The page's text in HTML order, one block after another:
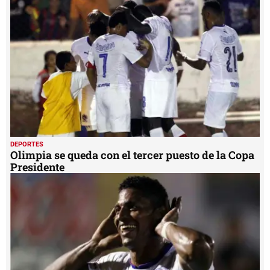
DEPORTES
Olimpia se queda con el tercer puesto de la Copa
Presidente